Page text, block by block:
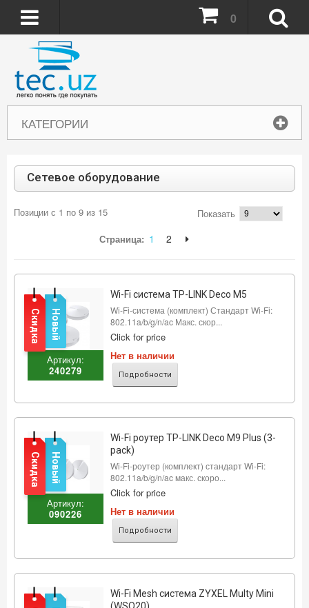
КАТЕГОРИИ
0
Сетевое оборудование
Позиции с 1 по 9 из 15
Показать
Страница: 1 2
Артикул:
240279
Wi-Fi система TP-LINK Deco M5
Wi-Fi-система (комплект) Стандарт Wi-Fi:
802.11a/b/g/n/ac Макс. скор...
Click for price
Нет в наличии
Подробности
Новый
Скидка
Артикул:
090226
Wi-Fi роутер TP-LINK Deco M9 Plus (3-
pack)
Wi-Fi-роутер (комплект) стандарт Wi-Fi:
802.11a/b/g/n/ac макс. скоро...
Click for price
Нет в наличии
Подробности
Новый
Скидка
Wi-Fi Mesh система ZYXEL Multy Mini